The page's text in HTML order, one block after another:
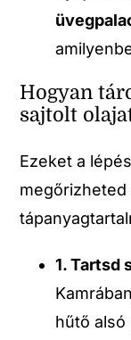
Hogyan
sajtolt
Ezeket a
1. Tartsd
hűtő alsó